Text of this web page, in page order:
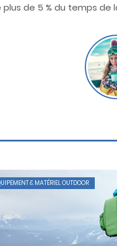
de 5 % du temps de
& MATÉRIEL OUTDOOR